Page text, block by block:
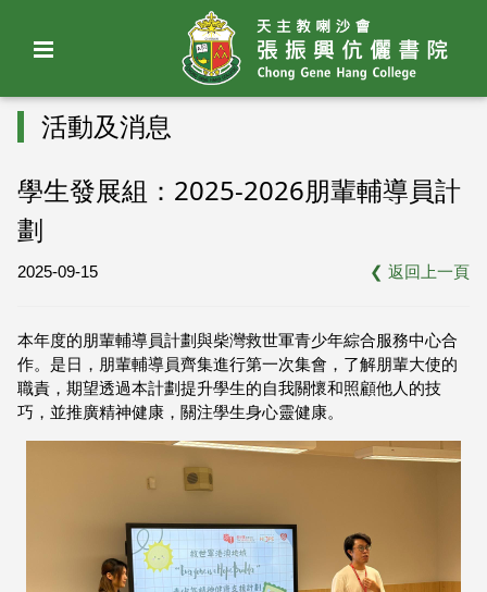
活動及消息
學生發展組：2025-2026朋輩輔導員計
劃
2025-09-15 ❮ 返回上一頁
本年度的朋輩輔導員計劃與柴灣救世軍青少年綜合服務中心合
作。是日，朋輩輔導員齊集進行第一次集會，了解朋輩大使的
職責，期望透過本計劃提升學生的自我關懷和照顧他人的技
巧，並推廣精神健康，關注學生身心靈健康。